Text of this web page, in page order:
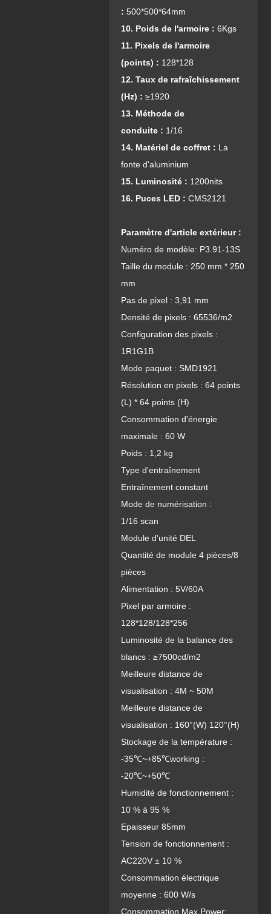
: 500*500*64mm
10. Poids de l'armoire : 6Kgs
11. Pixels de l'armoire
(points) : 128*128
12. Taux de rafraîchissement
(Hz) : ≥1920
13. Méthode de
conduite : 1/16
14. Matériel de coffret : La
fonte d'aluminium
15. Luminosité : 1200nits
16. Puces LED : CMS2121
Paramètre d'article extérieur :
Numéro de modèle: P3.91-13S
Taille du module : 250 mm * 250
mm
Pas de pixel : 3,91 mm
Densité de pixels : 65536/m2
Configuration des pixels :
1R1G1B
Mode paquet : SMD1921
Résolution en pixels : 64 points
(L) * 64 points (H)
Consommation d'énergie
maximale : 60 W
Poids : 1,2 kg
Type d'entraînement
Entraînement constant
Mode de numérisation :
1/16 scan
Module d'unité DEL
Quantité de module 4 pièces/8
pièces
Alimentation : 5V/60A
Pixel par armoire :
128*128/128*256
Luminosité de la balance des
blancs : ≥7500cd/m2
Meilleure distance de
visualisation : 4M ~ 50M
Meilleure distance de
visualisation : 160°(W) 120°(H)
Stockage de la température :
-35℃~+85℃working :
-20℃~+50℃
Humidité de fonctionnement :
10 % à 95 %
Epaisseur 85mm
Tension de fonctionnement :
AC220V ± 10 %
Consommation électrique
moyenne : 600 W/s
Consommation Max.Power: